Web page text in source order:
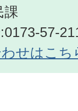
課
57-
せはこち